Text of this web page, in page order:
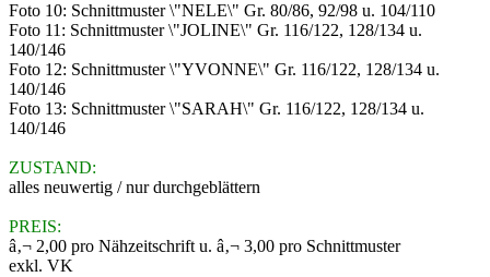
Foto 10: Schnittmuster \"NELE\" Gr. 80/86, 92/98 u. 104/110
Foto 11: Schnittmuster \"JOLINE\" Gr. 116/122, 128/134 u.
140/146
Foto 12: Schnittmuster \"YVONNE\" Gr. 116/122, 128/134 u.
140/146
Foto 13: Schnittmuster \"SARAH\" Gr. 116/122, 128/134 u.
140/146
ZUSTAND:
alles neuwertig / nur durchgeblättern
PREIS:
â‚¬ 2,00 pro Nähzeitschrift u. â‚¬ 3,00 pro Schnittmuster
exkl. VK